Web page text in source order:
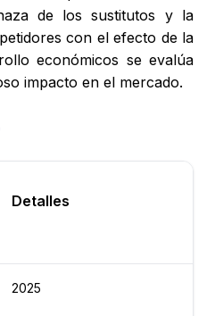
de los sustitutos y la
con el efecto de la
económicos se evalúa
impacto en el mercado.
Detalles
2025